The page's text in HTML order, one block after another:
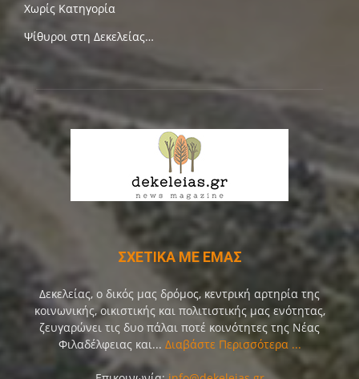
Χωρίς Κατηγορία
Ψίθυροι στη Δεκελείας…
ΣΧΕΤΙΚΑ ΜΕ ΕΜΑΣ
Δεκελείας, ο δικός μας δρόμος, κεντρική αρτηρία της
κοινωνικής, οικιστικής και πολιτιστικής μας ενότητας,
ζευγαρώνει τις δυο πάλαι ποτέ κοινότητες της Νέας
Φιλαδέλφειας και... Διαβάστε Περισσότερα ...